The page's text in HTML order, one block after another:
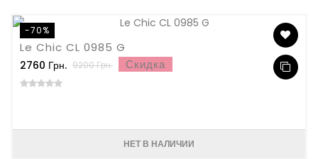
-70%
Le Chic CL 0985 G
2760 Грн. 9200 Грн. Скидка
НЕТ В НАЛИЧИИ